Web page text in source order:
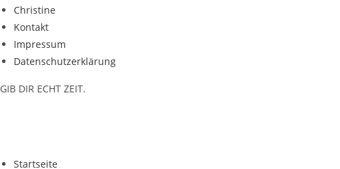
Christine
Kontakt
Impressum
Datenschutzerklärung
GIB DIR ECHT ZEIT.
Startseite